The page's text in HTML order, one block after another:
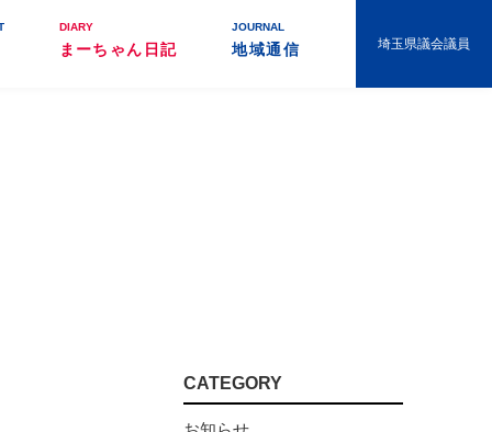
DIARY
まーちゃん日記
JOURNAL
地域通信 埼玉県議会議員
CATEGORY